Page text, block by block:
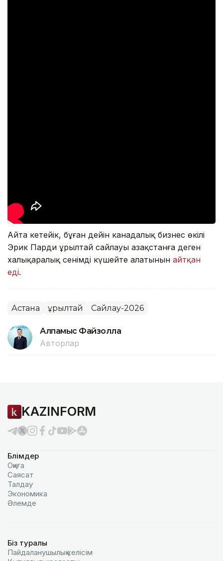
Айта кетейік, бұған дейін канадалық бизнес өкілі
Эрик Парди Құрылтай сайлауы Қазақстанға деген
халықаралық сенімді күшейте алатынын айтқан
еді.
Астана Құрылтай Сайлау-2026
Алпамыс Файзолла
Авторлар
KAZINFORM
Бөлімдер
Оқиға
Саясат
Талдау
Экономика
Әлемде
Біз туралы
Пайдаланушылық келiciм